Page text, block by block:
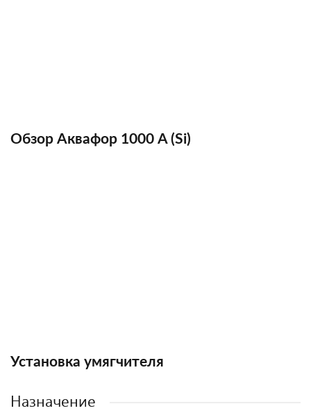
Обзор Аквафор 1000 A (Si)
Установка умягчителя
Назначение